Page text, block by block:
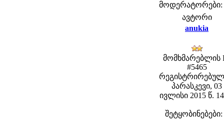
მოდერატორები:
ავტორი
anukia
მომხმარებლის
#5465
პარასკევი, 03
ივლისი 2015 წ.
შეტყობინებები: